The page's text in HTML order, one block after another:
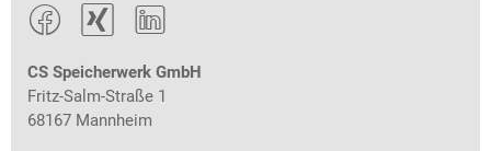
  
CS Speicherwerk GmbH
Fritz-Salm-Straße 1
68167 Mannheim